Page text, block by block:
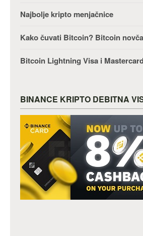
Najbolje kripto menjačnice
Kako čuvati Bitcoin? Bitcoin
Bitcoin Lightning Visa i
BINANCE KRIPTO DEBITNA